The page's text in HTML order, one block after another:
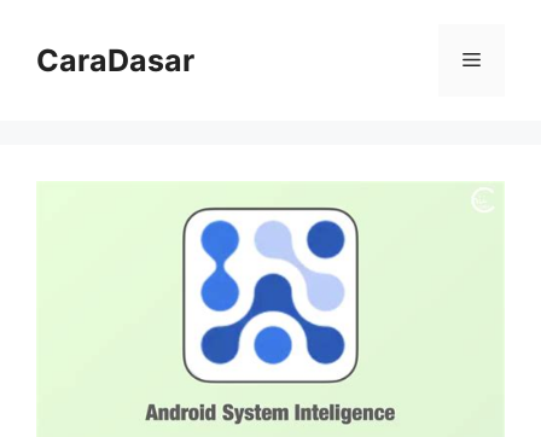
CaraDasar Menu